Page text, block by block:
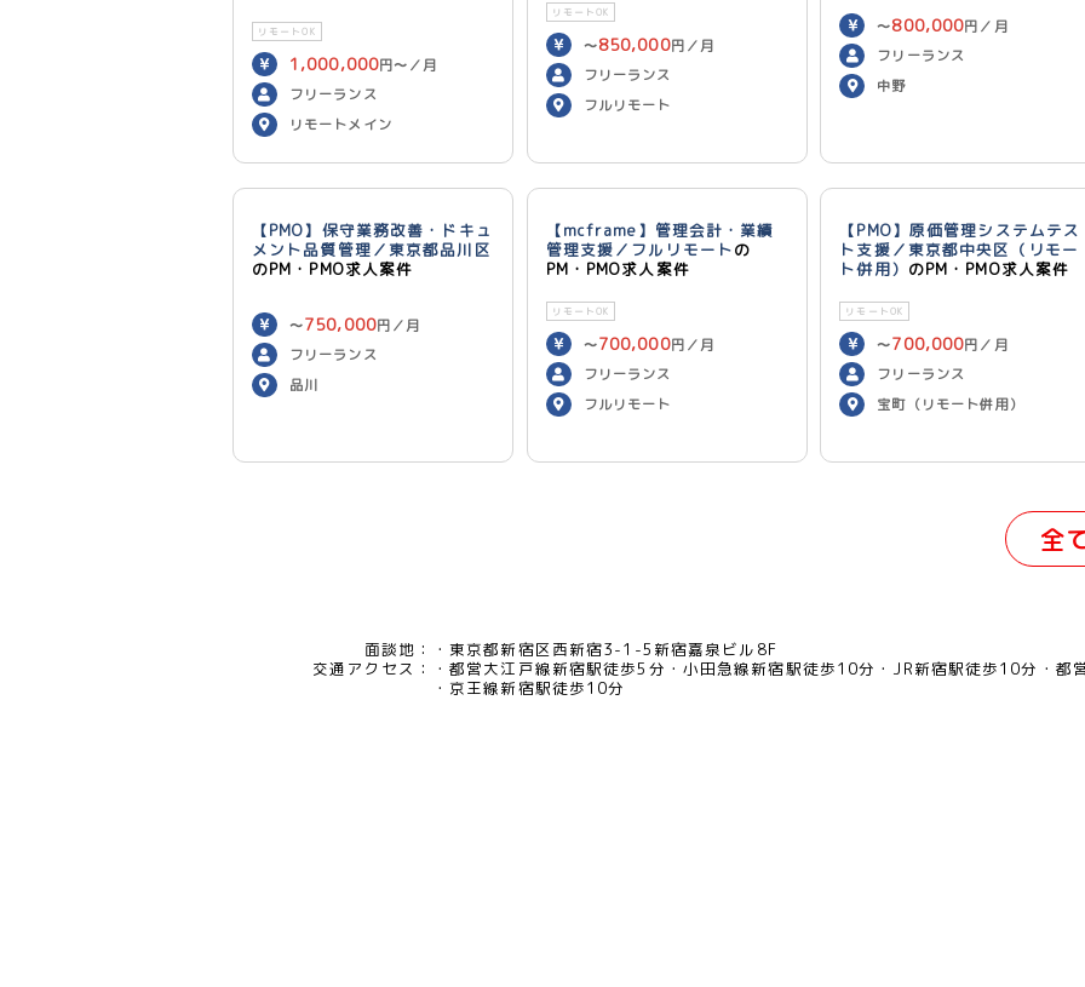
リモートOK
1,000,000円〜／月
フリーランス
リモートメイン
リモートOK
〜850,000円／月
フリーランス
フルリモート
〜800,000円／月
フリーランス
中野
【PMO】保守業務改善・ドキュ
メント品質管理／東京都品川区
のPM・PMO求人案件
〜750,000円／月
フリーランス
品川
【mcframe】管理会計・業績
管理支援／フルリモートの
PM・PMO求人案件
リモートOK
〜700,000円／月
フリーランス
フルリモート
【PMO】原価管理システムテス
ト支援／東京都中央区（リモー
ト併用） のPM・PMO求人案件
リモートOK
〜700,000円／月
フリーランス
宝町（リモート併用）
全
面談地：
東京都新宿区西新宿3-1-5新宿嘉泉ビル8F
交通アクセス：
都営大江戸線新宿駅徒歩5分 小田急線新宿駅徒歩10分 JR新宿駅徒歩10分
都
京王線新宿駅徒歩10分